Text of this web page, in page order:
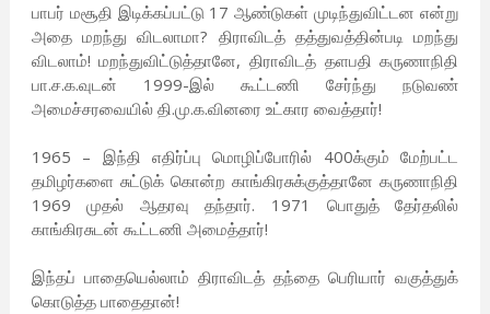
பாபர் மசூதி இடிக்கப்பட்டு 17 ஆண்டுகள் முடிந்துவிட்டன என்று
அதை மறந்து விடலாமா? திராவிடத் தத்துவத்தின்படி மறந்து
விடலாம்! மறந்துவிட்டுத்தானே, திராவிடத் தளபதி கருணாநிதி
பா.ச.க.வுடன் 1999-இல் கூட்டணி சேர்ந்து நடுவண்
அமைச்சரவையில் தி.மு.க.வினரை உட்கார வைத்தார்!
1965 – இந்தி எதிர்ப்பு மொழிப்போரில் 400க்கும் மேற்பட்ட
தமிழர்களை சுட்டுக் கொன்ற காங்கிரசுக்குத்தானே கருணாநிதி
1969 முதல் ஆதரவு தந்தார். 1971 பொதுத் தேர்தலில்
காங்கிரசுடன் கூட்டணி அமைத்தார்!
இந்தப் பாதையெல்லாம் திராவிடத் தந்தை பெரியார் வகுத்துக்
கொடுத்த பாதைதான்!